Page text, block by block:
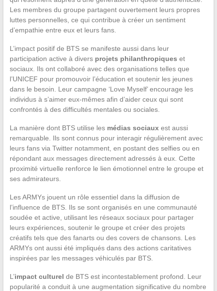
Les membres du groupe partagent ouvertement leurs propres
luttes personnelles, ce qui contribue à créer un sentiment
d’empathie entre eux et leurs fans.
L’impact positif de BTS se manifeste aussi dans leur
participation active à divers projets philanthropiques et
sociaux. Ils ont collaboré avec des organisations telles que
l’UNICEF pour promouvoir l’éducation et soutenir les jeunes
dans le besoin. Leur campagne ‘Love Myself’ encourage les
individus à s’aimer eux-mêmes afin d’aider ceux qui sont
confrontés à des difficultés mentales ou sociales.
La manière dont BTS utilise les médias sociauxest aussi
remarquable. Ils sont connus pour interagir régulièrement avec
leurs fans via Twitter notamment, en postant des selfies ou en
répondant aux messages directement adressés à eux. Cette
proximité virtuelle renforce le lien émotionnel entre le groupe et
ses admirateurs.
Les ARMYs jouent un rôle essentiel dans la diffusion de
l’influence de BTS. Ils se sont organisés en une communauté
soudée et active, utilisant les réseaux sociaux pour partager
leurs expériences, soutenir le groupe et créer des projets
créatifs tels que des fanarts ou des covers de chansons. Les
ARMYs ont aussi été impliqués dans des actions caritatives
inspirées par les messages véhiculés par BTS.
L’impact culturel de BTS est incontestablement profond. Leur
popularité a conduit à une augmentation significative du nombre